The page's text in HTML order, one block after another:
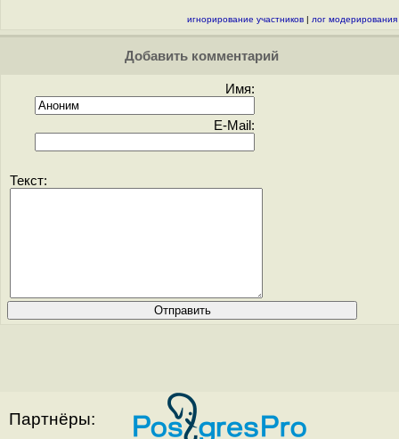
игнорирование участников | лог модерирования
Добавить комментарий
Имя:
E-Mail:
Текст:
Партнёры: